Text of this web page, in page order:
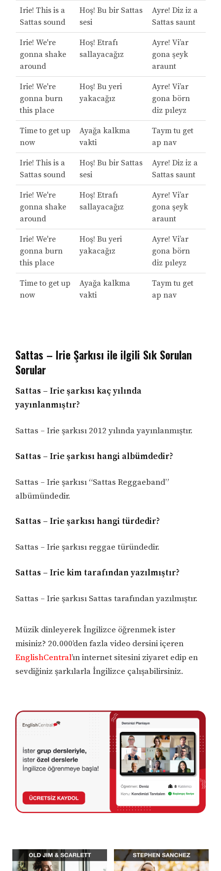
Irie! This is a
Sattas sound
Hoş! Bu bir Sattas
sesi
Ayre! Diz iz a
Sattas saunt
Irie! We're
gonna shake
around
Hoş! Etrafı
sallayacağız
Ayre! Vi’ar
gona şeyk
araunt
Irie! We're
gonna burn
this place
Hoş! Bu yeri
yakacağız
Ayre! Vi’ar
gona börn
diz pıleyz
Time to get up
now
Ayağa kalkma
vakti
Taym tu get
ap nav
Irie! This is a
Sattas sound
Hoş! Bu bir Sattas
sesi
Ayre! Diz iz a
Sattas saunt
Irie! We're
gonna shake
around
Hoş! Etrafı
sallayacağız
Ayre! Vi’ar
gona şeyk
araunt
Irie! We're
gonna burn
this place
Hoş! Bu yeri
yakacağız
Ayre! Vi’ar
gona börn
diz pıleyz
Time to get up
now
Ayağa kalkma
vakti
Taym tu get
ap nav
Sattas – Irie Şarkısı ile ilgili Sık Sorulan
Sorular
Sattas – Irie şarkısı kaç yılında
yayınlanmıştır?
Sattas – Irie şarkısı 2012 yılında yayınlanmıştır.
Sattas – Irie şarkısı hangi albümdedir?
Sattas – Irie şarkısı “Sattas Reggaeband”
albümündedir.
Sattas – Irie şarkısı hangi türdedir?
Sattas – Irie şarkısı reggae türündedir.
Sattas – Irie kim tarafından yazılmıştır?
Sattas – Irie şarkısı Sattas tarafından yazılmıştır.
Müzik dinleyerek İngilizce öğrenmek ister
misiniz? 20.000’den fazla video dersini içeren
EnglishCentral’ın internet sitesini ziyaret edip en
sevdiğiniz şarkılarla İngilizce çalışabilirsiniz.